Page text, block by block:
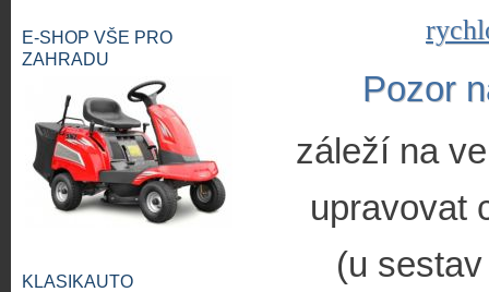
Pozor
záleží na
upravovat
(u
E-SHOP VŠE PRO
ZAHRADU
KLASIKAUTO